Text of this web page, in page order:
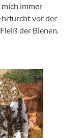
immer
vor der
der Bienen.